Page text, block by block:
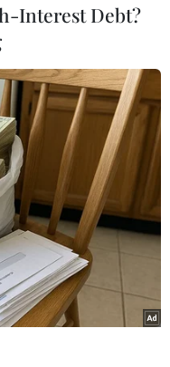
cơ
tiết
khi
suýt
Interest Debt?